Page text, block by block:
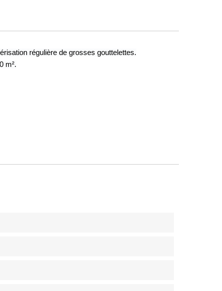
régulière de grosses gouttelettes.
m².